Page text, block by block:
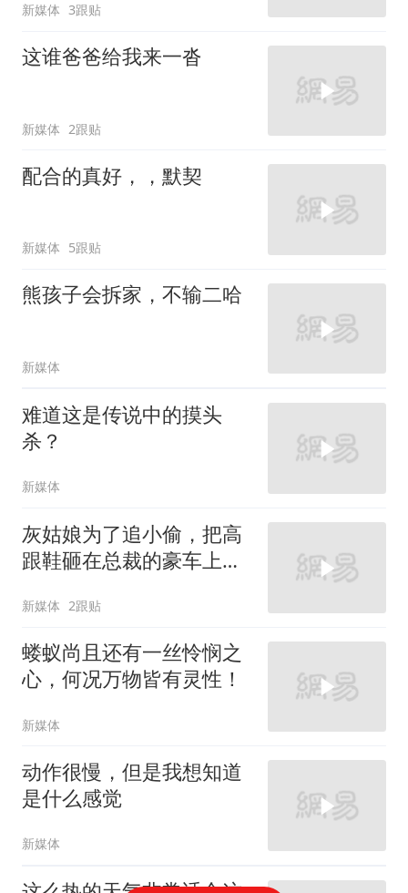
新媒体 3跟贴
这谁爸爸给我来一沓
新媒体 2跟贴
配合的真好，，默契
新媒体 5跟贴
熊孩子会拆家，不输二哈
新媒体
难道这是传说中的摸头
杀？
新媒体
灰姑娘为了追小偷，把高
跟鞋砸在总裁的豪车上，
新媒体 2跟贴
蝼蚁尚且还有一丝怜悯之
心，何况万物皆有灵性！
新媒体
动作很慢，但是我想知道
是什么感觉
新媒体